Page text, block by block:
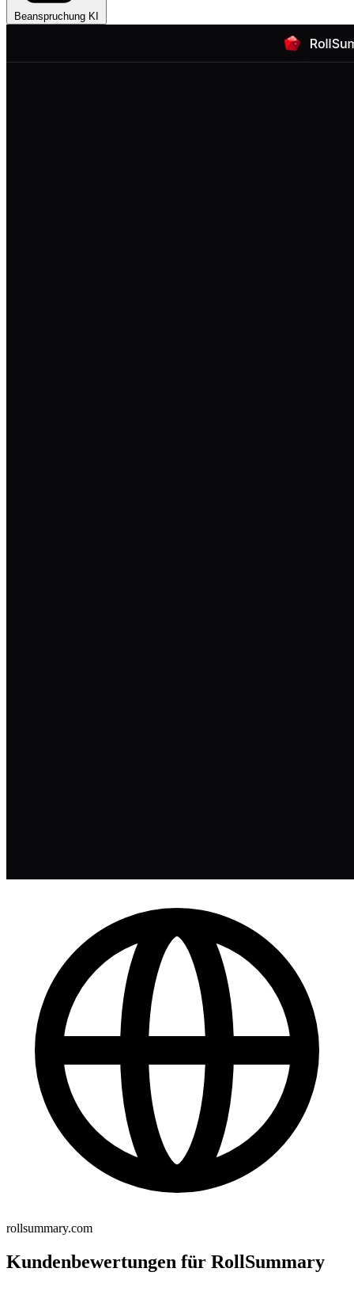
Beanspruchung KI
rollsummary.com
Kundenbewertungen für RollSummary